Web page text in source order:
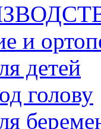
и
детей
голову